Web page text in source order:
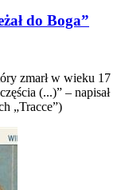
do Boga”
zmarł w wieku 17
(...)” – napisał
„Tracce”)